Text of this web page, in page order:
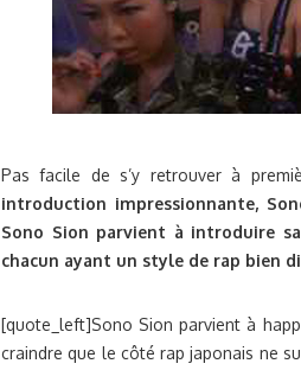
Pas facile de s’y retrouver à
introduction impressionnante,
Sono Sion parvient à introduire
chacun ayant un style de rap bien
[quote_left]Sono Sion parvient à
craindre que le côté rap japonais ne